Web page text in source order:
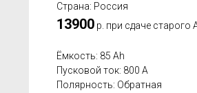
Страна: Россия
13900 р. при сдаче старого
Ёмкость: 85 Ah
Пусковой ток: 800 A
Полярность: Обратная